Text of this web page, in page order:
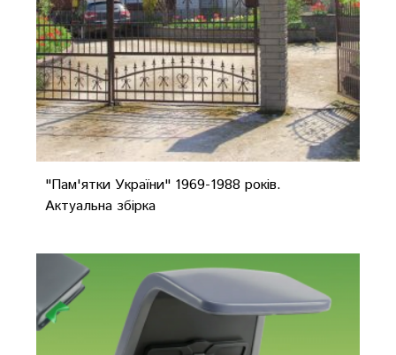
"Пам'ятки України" 1969-1988 років.
Актуальна збірка